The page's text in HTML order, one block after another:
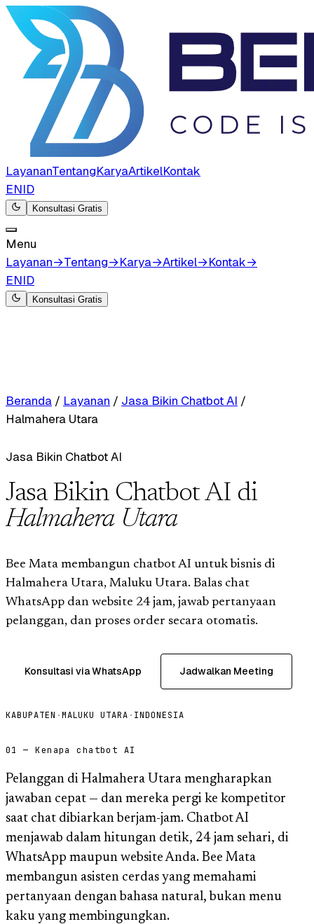
LayananTentangKaryaArtikelKontak
ENID
Konsultasi Gratis
Menu
Layanan→Tentang→Karya→Artikel→Kontak→
ENID
Konsultasi Gratis
Beranda / Layanan / Jasa Bikin Chatbot AI /
Halmahera Utara
Jasa Bikin Chatbot AI
Jasa Bikin Chatbot AI di
Halmahera Utara
Bee Mata membangun chatbot AI untuk bisnis di
Halmahera Utara, Maluku Utara. Balas chat
WhatsApp dan website 24 jam, jawab pertanyaan
pelanggan, dan proses order secara otomatis.
Konsultasi via WhatsApp Jadwalkan Meeting
KABUPATEN ·MALUKU UTARA · INDONESIA
01 — Kenapa chatbot AI
Pelanggan di Halmahera Utara mengharapkan
jawaban cepat — dan mereka pergi ke kompetitor
saat chat dibiarkan berjam-jam. Chatbot AI
menjawab dalam hitungan detik, 24 jam sehari, di
WhatsApp maupun website Anda. Bee Mata
membangun asisten cerdas yang memahami
pertanyaan dengan bahasa natural, bukan menu
kaku yang membingungkan.